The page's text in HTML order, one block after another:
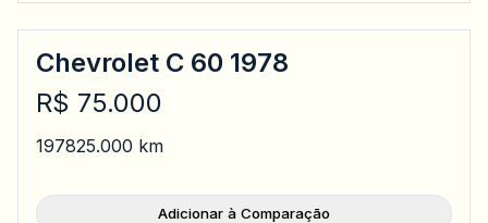
Chevrolet C 60 1978
R$ 75.000
197825.000 km
Adicionar à Comparação